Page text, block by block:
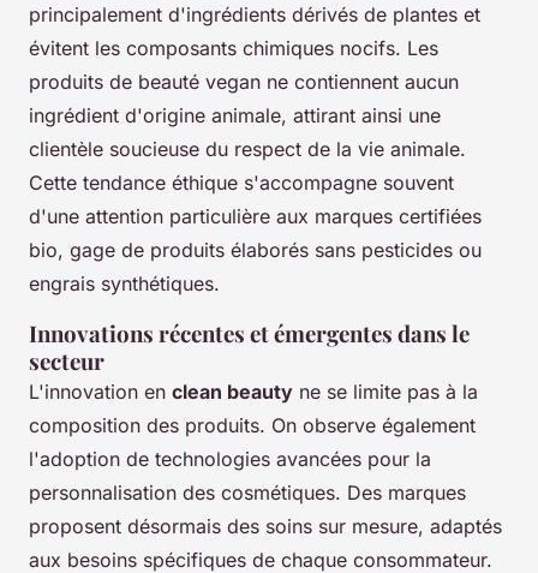
principalement d'ingrédients dérivés de plantes et
évitent les composants chimiques nocifs. Les
produits de beauté vegan ne contiennent aucun
ingrédient d'origine animale, attirant ainsi une
clientèle soucieuse du respect de la vie animale.
Cette tendance éthique s'accompagne souvent
d'une attention particulière aux marques certifiées
bio, gage de produits élaborés sans pesticides ou
engrais synthétiques.
Innovations récentes et émergentes dans le
secteur
L'innovation en clean beauty ne se limite pas à la
composition des produits. On observe également
l'adoption de technologies avancées pour la
personnalisation des cosmétiques. Des marques
proposent désormais des soins sur mesure, adaptés
aux besoins spécifiques de chaque consommateur.